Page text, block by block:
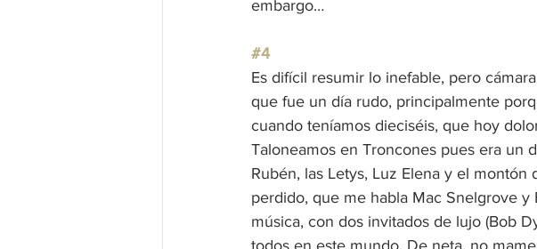
embargo…
#4
Es difícil resumir lo inefable, pero
que fue un día rudo, principalmente
cuando teníamos dieciséis, que hoy
Taloneamos en Troncones pues era un
Rubén, las Letys, Luz Elena y el montón
perdido, que me habla Mac Snelgrove
música, con dos invitados de lujo (Bob